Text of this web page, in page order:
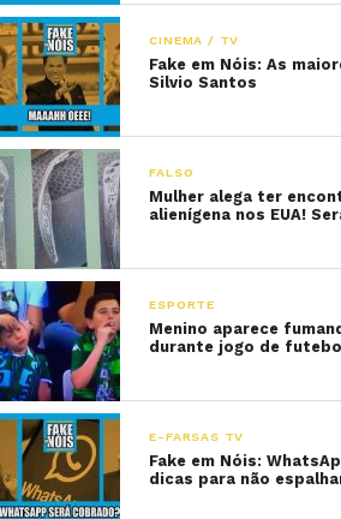
CINEMA / TV
Fake em Nóis: As
Silvio Santos
FALSO
Mulher alega ter
alienígena nos EUA!
ESPORTE
Menino aparece
durante jogo de
E-FARSAS TV
Fake em Nóis:
dicas para não